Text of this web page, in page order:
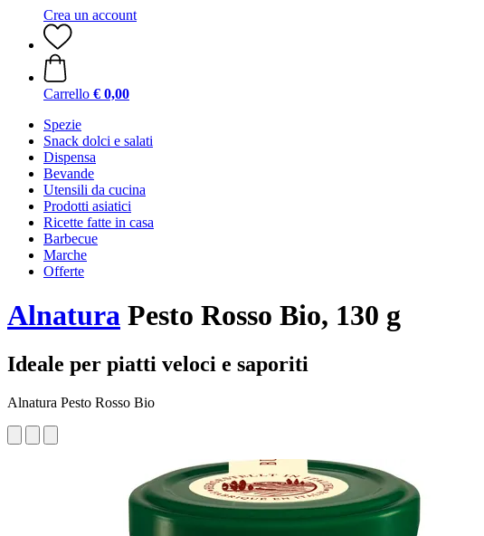
Crea un account
Carrello € 0,00
Spezie
Snack dolci e salati
Dispensa
Bevande
Utensili da cucina
Prodotti asiatici
Ricette fatte in casa
Barbecue
Marche
Offerte
Alnatura Pesto Rosso Bio, 130 g
Ideale per piatti veloci e saporiti
Alnatura Pesto Rosso Bio